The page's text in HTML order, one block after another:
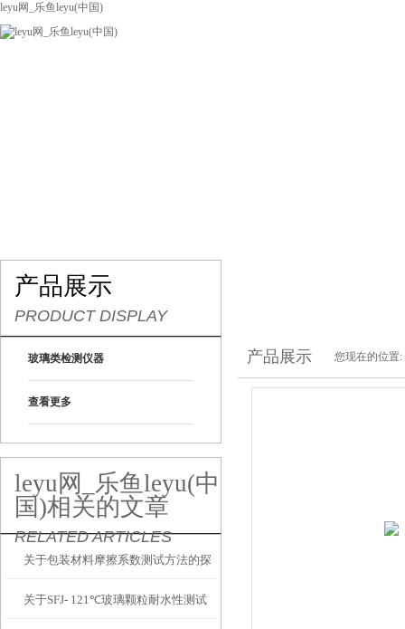
leyu网_乐鱼leyu(中国)
产品展示
PRODUCT DISPLAY
玻璃类检测仪器
查看更多
leyu网_乐鱼leyu(中
国)相关的文章
RELATED ARTICLES
关于包装材料摩擦系数测试方法的探
讨
关于SFJ- 121℃玻璃颗粒耐水性测试
产品展示 您现在的位置: